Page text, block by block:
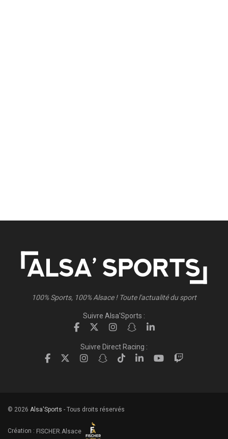
100% Sports, 100% Alsace ! Toute l'actualité du sport
Suivre Alsa'Sports :
Suivre Direct Racing :
© 2026 Alsa'Sports - Tous droits réservés
Création : FISCHER.Alsace